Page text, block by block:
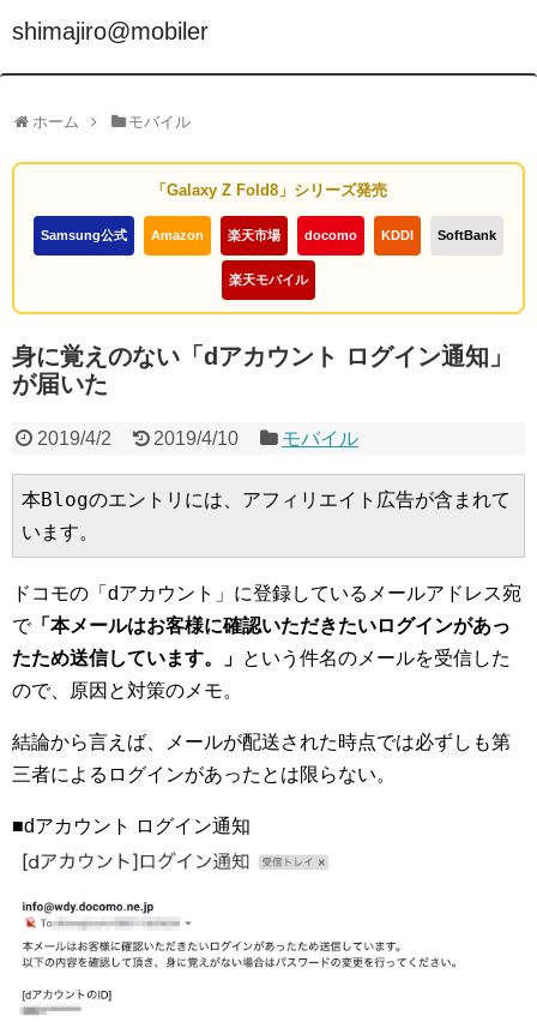
shimajiro@mobiler
ホーム モバイル
「Galaxy Z Fold8」シリーズ発売
Samsung公式 Amazon 楽天市場 docomo KDDI SoftBank
楽天モバイル
身に覚えのない「dアカウント ログイン通知」
が届いた
2019/4/2 2019/4/10 モバイル
本Blogのエントリには、アフィリエイト広告が含まれて
います。
ドコモの「dアカウント」に登録しているメールアドレス宛
で「本メールはお客様に確認いただきたいログインがあっ
たため送信しています。」 という件名のメールを受信した
ので、原因と対策のメモ。
結論から言えば、メールが配送された時点では必ずしも第
三者によるログインがあったとは限らない。
■dアカウント ログイン通知